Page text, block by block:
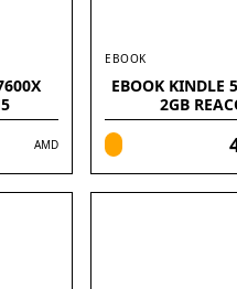
AMD
EBOOK
EBOOK KINDLE
2GB